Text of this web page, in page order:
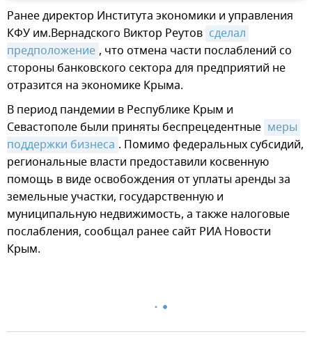
Ранее директор Института экономики и управления
КФУ им.Вернадского Виктор Реутов сделал
предположение , что отмена части послаблений со
стороны банковского сектора для предприятий не
отразится на экономике Крыма.
В период пандемии в Республике Крым и
Севастополе были приняты беспрецедентные меры
поддержки бизнеса . Помимо федеральных субсидий,
региональные власти предоставили косвенную
помощь в виде освобождения от уплаты аренды за
земельные участки, государственную и
муниципальную недвижимость, а также налоговые
послабления, сообщал ранее сайт РИА Новости
Крым.